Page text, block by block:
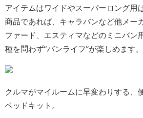
アイテムはワイドやスーパーロング用
商品であれば、キャラバンなど他メー
ファード、エスティマなどのミニバン
種を問わず“バンライフ”が楽しめます。
クルマがマイルームに早変わりする、
ベッドキット。